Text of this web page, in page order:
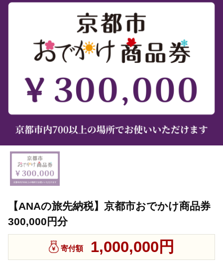
【ANAの旅先納税】京都市おでかけ商品券
300,000円分
寄付額 1,000,000円